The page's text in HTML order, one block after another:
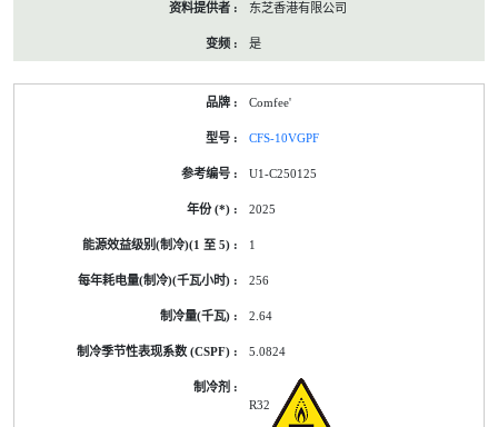
东芝香港有限公司
是
Comfee'
CFS-10VGPF
U1-C250125
2025
1
256
2.64
5.0824
R32